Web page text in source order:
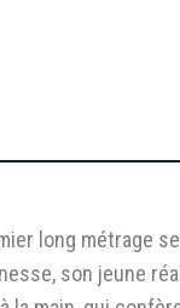
long métrage
son jeune